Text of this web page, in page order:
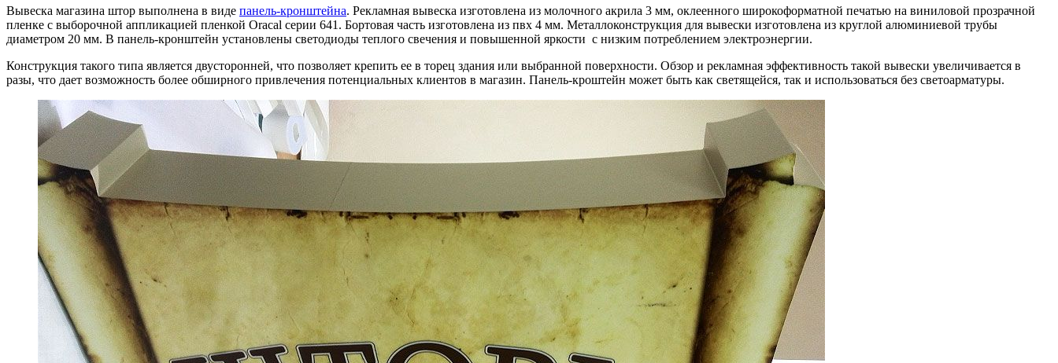
Вывеска магазина штор выполнена в виде панель-кронштейна. Рекламная вывеска изготовлена из молочного акрила 3 мм, оклеенного широкоформатной печатью на виниловой прозрачной
пленке с выборочной аппликацией пленкой Oracal серии 641. Бортовая часть изготовлена из пвх 4 мм. Металлоконструкция для вывески изготовлена из круглой алюминиевой трубы
диаметром 20 мм. В панель-кронштейн установлены светодиоды теплого свечения и повышенной яркости с низким потреблением электроэнергии.
Конструкция такого типа является двусторонней, что позволяет крепить ее в торец здания или выбранной поверхности. Обзор и рекламная эффективность такой вывески увеличивается в
разы, что дает возможность более обширного привлечения потенциальных клиентов в магазин. Панель-кроштейн может быть как светящейся, так и использоваться без светоарматуры.